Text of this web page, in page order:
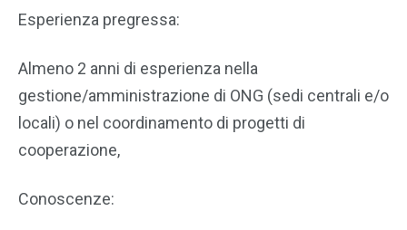
Esperienza pregressa:
Almeno 2 anni di esperienza nella
gestione/amministrazione di ONG (sedi centrali e/o
locali) o nel coordinamento di progetti di
cooperazione,
Conoscenze: